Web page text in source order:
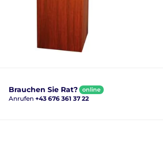
Brauchen Sie Rat? online
Anrufen +43 676 361 37 22